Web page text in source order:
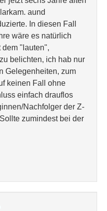
aund
In diesen Fall
wäre es natürlich
dem "lauten",
belichten, ich hab nur
Gelegenheiten, zum
keinen Fall ohne
einfach drauflos
Nachfolger der Z-
zumindest bei der